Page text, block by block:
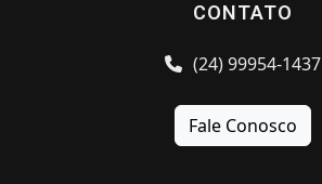
CONTATO
(24) 99954-1437
Fale Conosco